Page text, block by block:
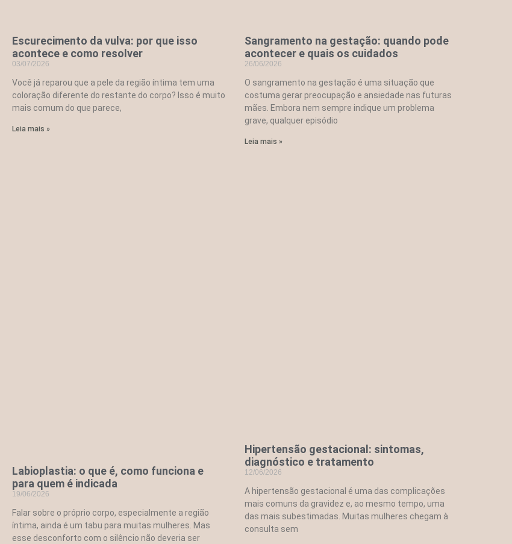
Escurecimento da vulva: por que isso
acontece e como resolver
03/07/2026
Você já reparou que a pele da região íntima tem uma
coloração diferente do restante do corpo? Isso é muito
mais comum do que parece,
Leia mais »
Sangramento na gestação: quando pode
acontecer e quais os cuidados
26/06/2026
O sangramento na gestação é uma situação que
costuma gerar preocupação e ansiedade nas futuras
mães. Embora nem sempre indique um problema
grave, qualquer episódio
Leia mais »
Labioplastia: o que é, como funciona e
para quem é indicada
19/06/2026
Falar sobre o próprio corpo, especialmente a região
íntima, ainda é um tabu para muitas mulheres. Mas
esse desconforto com o silêncio não deveria ser
Hipertensão gestacional: sintomas,
diagnóstico e tratamento
12/06/2026
A hipertensão gestacional é uma das complicações
mais comuns da gravidez e, ao mesmo tempo, uma
das mais subestimadas. Muitas mulheres chegam à
consulta sem